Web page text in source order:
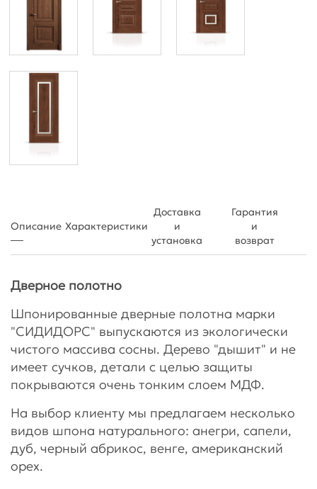
Описание Характеристики
Доставка
и
установка
Гарантия
и
возврат
Дверное полотно
Шпонированные дверные полотна марки
"СИДИДОРС" выпускаются из экологически
чистого массива сосны. Дерево "дышит" и не
имеет сучков, детали с целью защиты
покрываются очень тонким слоем МДФ.
На выбор клиенту мы предлагаем несколько
видов шпона натурального: анегри, сапели,
дуб, черный абрикос, венге, американский
орех.